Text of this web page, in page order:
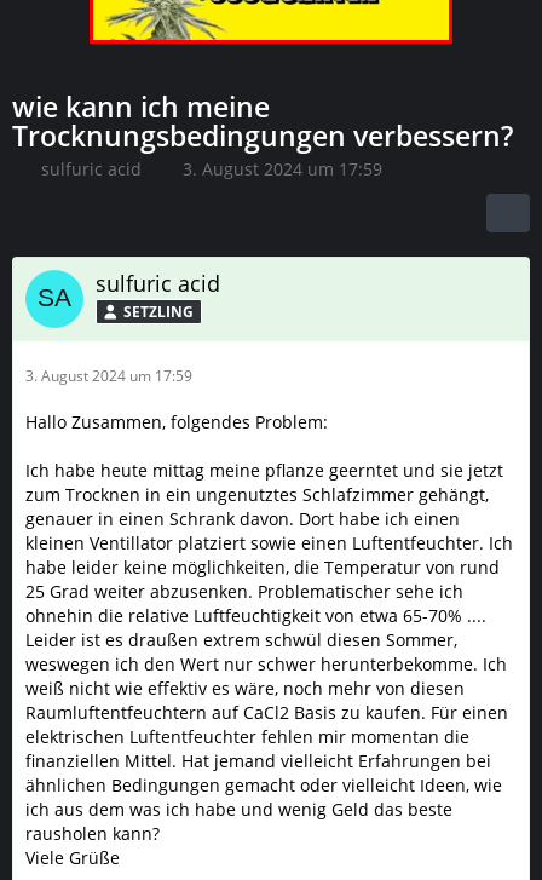
wie kann ich meine
Trocknungsbedingungen verbessern?
sulfuric acid 3. August 2024 um 17:59
sulfuric acid
SETZLING
3. August 2024 um 17:59
Hallo Zusammen, folgendes Problem:
Ich habe heute mittag meine pflanze geerntet und sie jetzt
zum Trocknen in ein ungenutztes Schlafzimmer gehängt,
genauer in einen Schrank davon. Dort habe ich einen
kleinen Ventillator platziert sowie einen Luftentfeuchter. Ich
habe leider keine möglichkeiten, die Temperatur von rund
25 Grad weiter abzusenken. Problematischer sehe ich
ohnehin die relative Luftfeuchtigkeit von etwa 65-70% ....
Leider ist es draußen extrem schwül diesen Sommer,
weswegen ich den Wert nur schwer herunterbekomme. Ich
weiß nicht wie effektiv es wäre, noch mehr von diesen
Raumluftentfeuchtern auf CaCl2 Basis zu kaufen. Für einen
elektrischen Luftentfeuchter fehlen mir momentan die
finanziellen Mittel. Hat jemand vielleicht Erfahrungen bei
ähnlichen Bedingungen gemacht oder vielleicht Ideen, wie
ich aus dem was ich habe und wenig Geld das beste
rausholen kann?
Viele Grüße